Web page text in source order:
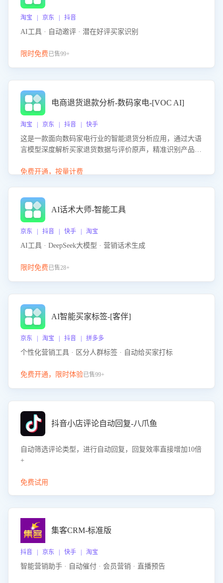
淘宝 | 京东 | 抖音
AI工具 · 自动邀评 · 潜在好评买家识别
限时免费已售99+
电商退货退款分析-数码家电-[VOC AI]
淘宝 | 京东 | 抖音 | 快手
这是一款面向数码家电行业的智能退货分析应用，通过大语
言模型深度解析买家退货数据与评价原声，精准识别产品质
改进建议，通过挖掘用户痛点驱动产品迭代，从根本上降低
免费开通，按量计费
AI话术大师-智能工具
京东 | 抖音 | 快手 | 淘宝
AI工具 · DeepSeek大模型 · 营销话术生成
限时免费已售28+
AI智能买家标签-[客伴]
京东 | 淘宝 | 抖音 | 拼多多
个性化营销工具 · 区分人群标签 · 自动给买家打标
免费开通，限时体验已售99+
抖音小店评论自动回复-八爪鱼
自动筛选评论类型，进行自动回复，回复效率直接增加10倍
+
免费试用
集客CRM-标准版
抖音 | 京东 | 快手 | 淘宝
智能营销助手 · 自动催付 · 会员营销 · 直播预告